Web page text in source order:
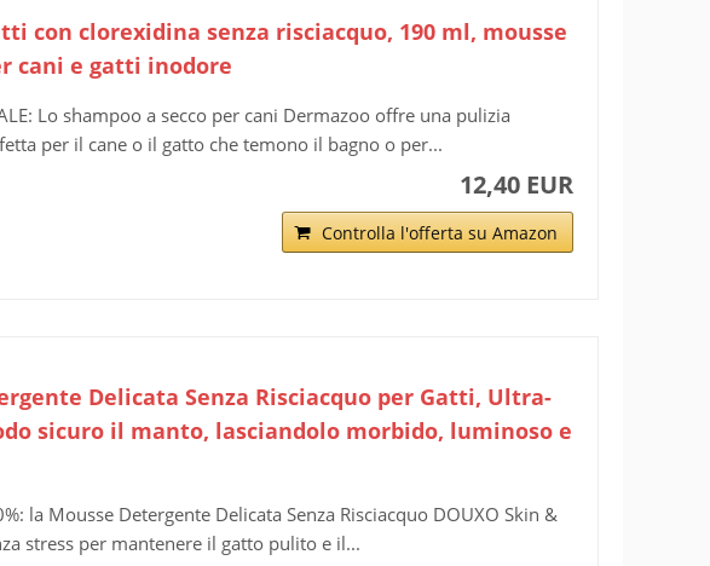
con clorexidina senza risciacquo, 190 ml, mousse
cani e gatti inodore
Lo shampoo a secco per cani Dermazoo offre una pulizia
per il cane o il gatto che temono il bagno o per...
12,40 EUR
Controlla l'offerta su Amazon
Delicata Senza Risciacquo per Gatti, Ultra-
sicuro il manto, lasciandolo morbido, luminoso e
la Mousse Detergente Delicata Senza Risciacquo DOUXO Skin &
stress per mantenere il gatto pulito e il...